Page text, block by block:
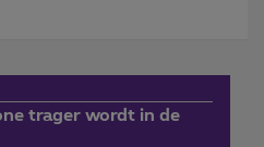
trager wordt in de